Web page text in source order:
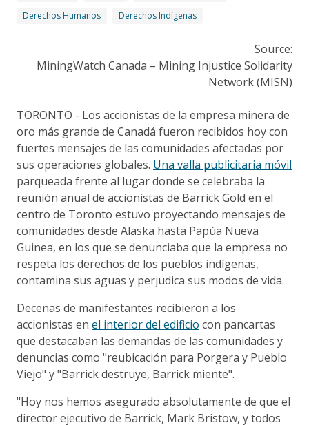
Derechos Humanos
Derechos Indígenas
Source:
MiningWatch Canada – Mining Injustice Solidarity
Network (MISN)
TORONTO - Los accionistas de la empresa minera de
oro más grande de Canadá fueron recibidos hoy con
fuertes mensajes de las comunidades afectadas por
sus operaciones globales. Una valla publicitaria móvil
parqueada frente al lugar donde se celebraba la
reunión anual de accionistas de Barrick Gold en el
centro de Toronto estuvo proyectando mensajes de
comunidades desde Alaska hasta Papúa Nueva
Guinea, en los que se denunciaba que la empresa no
respeta los derechos de los pueblos indígenas,
contamina sus aguas y perjudica sus modos de vida.
Decenas de manifestantes recibieron a los
accionistas en el interior del edificio con pancartas
que destacaban las demandas de las comunidades y
denuncias como "reubicación para Porgera y Pueblo
Viejo" y "Barrick destruye, Barrick miente".
"Hoy nos hemos asegurado absolutamente de que el
director ejecutivo de Barrick, Mark Bristow, y todos